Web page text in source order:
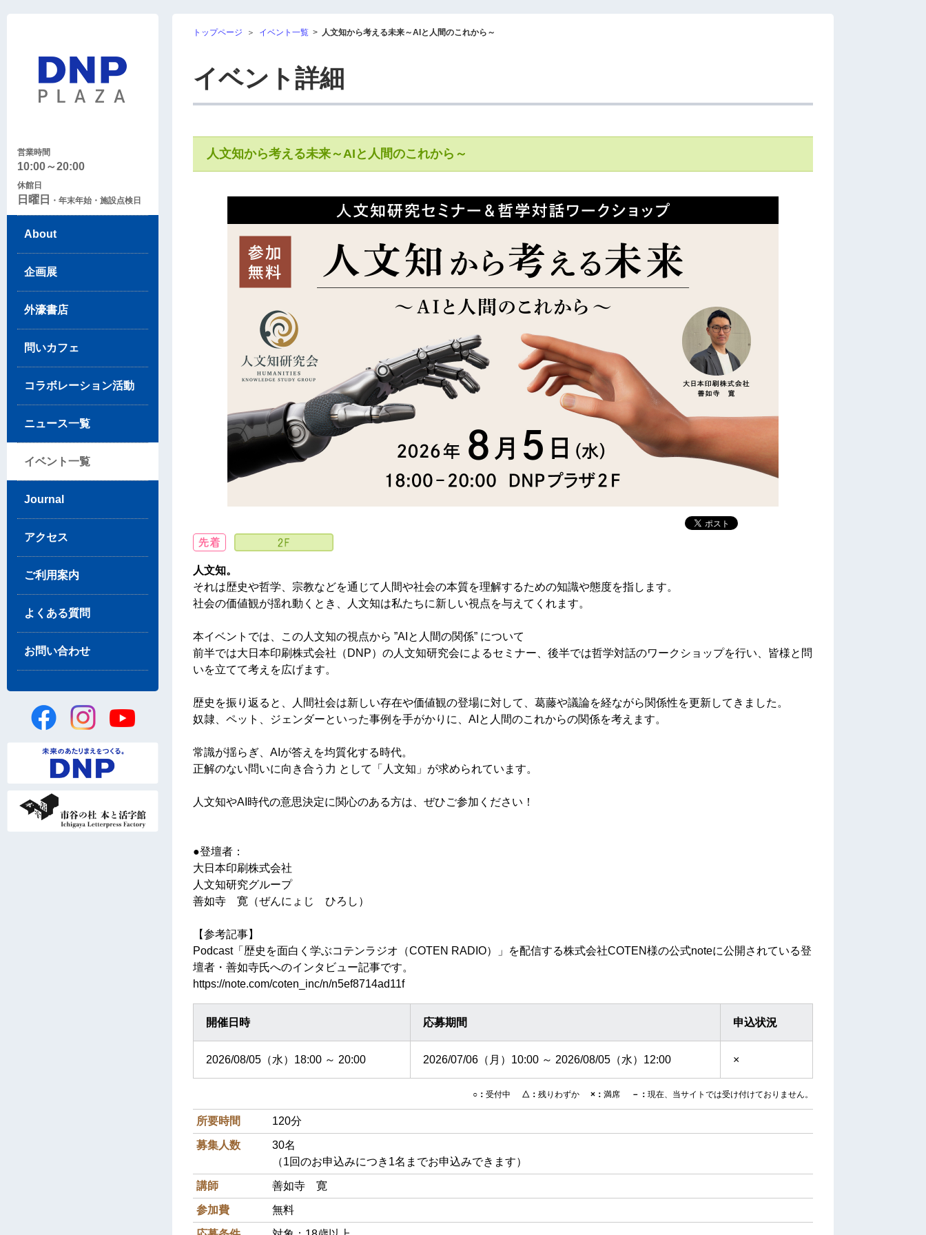
営業時間
10:00～20:00
休館日
日曜日 ・年末年始・施設点検日
About
企画展
外濠書店
問いカフェ
コラボレーション活動
ニュース一覧
イベント一覧
Journal
アクセス
ご利用案内
よくある質問
お問い合わせ
トップページ ＞ イベント一覧 > 人文知から考える未来～AIと人間のこれから～
イベント詳細
人文知から考える未来～AIと人間のこれから～
人文知。
それは歴史や哲学、宗教などを通じて人間や社会の本質を理解するための知識や態度を指します。
社会の価値観が揺れ動くとき、人文知は私たちに新しい視点を与えてくれます。
本イベントでは、この人文知の視点から ”AIと人間の関係” について
前半では大日本印刷株式会社（DNP）の人文知研究会によるセミナー、後半では哲学対話のワークショップを行い、皆様と問
いを立てて考えを広げます。
歴史を振り返ると、人間社会は新しい存在や価値観の登場に対して、葛藤や議論を経ながら関係性を更新してきました。
奴隷、ペット、ジェンダーといった事例を手がかりに、AIと人間のこれからの関係を考えます。
常識が揺らぎ、AIが答えを均質化する時代。
正解のない問いに向き合う力 として「人文知」が求められています。
人文知やAI時代の意思決定に関心のある方は、ぜひご参加ください！
●登壇者：
大日本印刷株式会社
人文知研究グループ
善如寺 寛（ぜんにょじ ひろし）
【参考記事】
Podcast「歴史を面白く学ぶコテンラジオ（COTEN RADIO）」を配信する株式会社COTEN様の公式noteに公開されている登
壇者・善如寺氏へのインタビュー記事です。
https://note.com/coten_inc/n/n5ef8714ad11f
開催日時 応募期間 申込状況
2026/08/05（水）18:00 ～ 20:00 2026/07/06（月）10:00 ～ 2026/08/05（水）12:00 ×
○： 受付中 △： 残りわずか ×： 満席 －： 現在、当サイトでは受け付けておりません。
所要時間 120分
募集人数
30名
（1回のお申込みにつき1名までお申込みできます）
講師 善如寺 寛
参加費 無料